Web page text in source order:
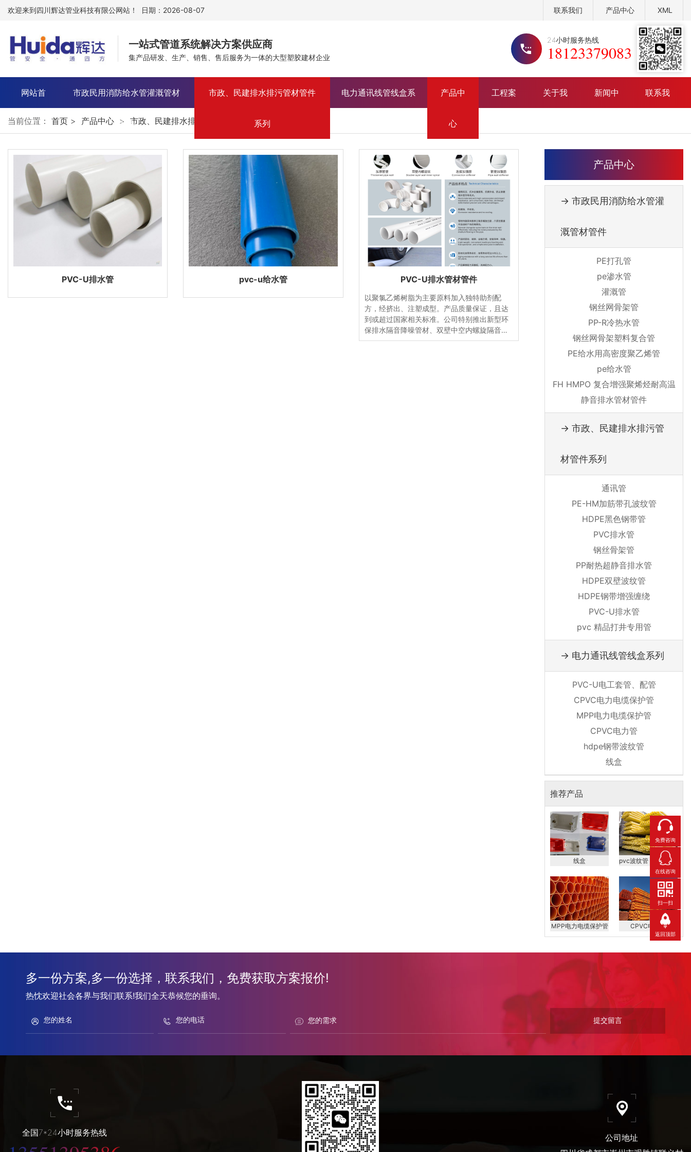
欢迎来到四川辉达管业科技有限公网站！ 日期：2026-08-07 联系我们 产品中心 XML
一站式管道系统解决方案供应商
集产品研发、生产、销售、售后服务为一体的大型塑胶建材企业
24小时服务热线
18123379083
网站首
页
市政民用消防给水管灌溉管材
管件
市政、民建排水排污管材管件
系列
电力通讯线管线盒系 产品中
心
市政民用消防给水管灌溉管材管件
市政、民建排水排污管材管件系列
电力通讯线管线盒系列
工程案 关于我
厂区 展示
公司实力
新闻中
常见问题
联系我
当前位置： 首页 > 产品中心 > 市政、民建排水排污管材管件系列 > PVC-U排水管
PVC-U排水管 pvc-u给水管 PVC-U排水管材管件
以聚氯乙烯树脂为主要原料加入独特助剂配
方，经挤出、注塑成型。产品质量保证，且达
到或超过国家相关标准。公司特别推出新型环
保排水隔音降噪管材、双壁中空内螺旋隔音排
水管、双壁中空隔音降噪排水管、内螺旋隔音
产品中心
→ 市政民用消防给水管灌
溉管材管件
PE打孔管
pe渗水管
灌溉管
钢丝网骨架管
PP-R冷热水管
钢丝网骨架塑料复合管
PE给水用高密度聚乙烯管
pe给水管
FH HMPO 复合增强聚烯烃耐高温
静音排水管材管件
→ 市政、民建排水排污管
材管件系列
通讯管
PE-HM加筋带孔波纹管
HDPE黑色钢带管
PVC排水管
钢丝骨架管
PP耐热超静音排水管
HDPE双壁波纹管
HDPE钢带增强缠绕
PVC-U排水管
pvc 精品打井专用管
→ 电力通讯线管线盒系列
PVC-U电工套管、配管
CPVC电力电缆保护管
MPP电力电缆保护管
CPVC电力管
hdpe钢带波纹管
线盒
推荐产品
线盒 pvc波纹管，hdpe钢带波
MPP电力电缆保护管 CPVC电力管
多一份方案,多一份选择，联系我们，免费获取方案报价!
热忱欢迎社会各界与我们联系!我们全天恭候您的垂询。
全国7*24小时服务热线
公司地址
免费咨询
在线咨询
扫一扫
返回顶部